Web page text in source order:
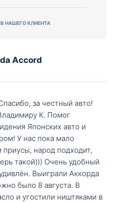
НАШЕГО КЛИЕНТА
Accord
за честный авто!
К. Помог
Японских авто и
У нас пока мало
народ подходит,
такой))) Очень удобный
Выиграли Аккорда
было 8 августа. В
и угостили ништяками в